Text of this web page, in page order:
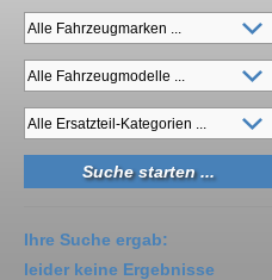
Ihre Suche ergab:
leider keine Ergebnisse